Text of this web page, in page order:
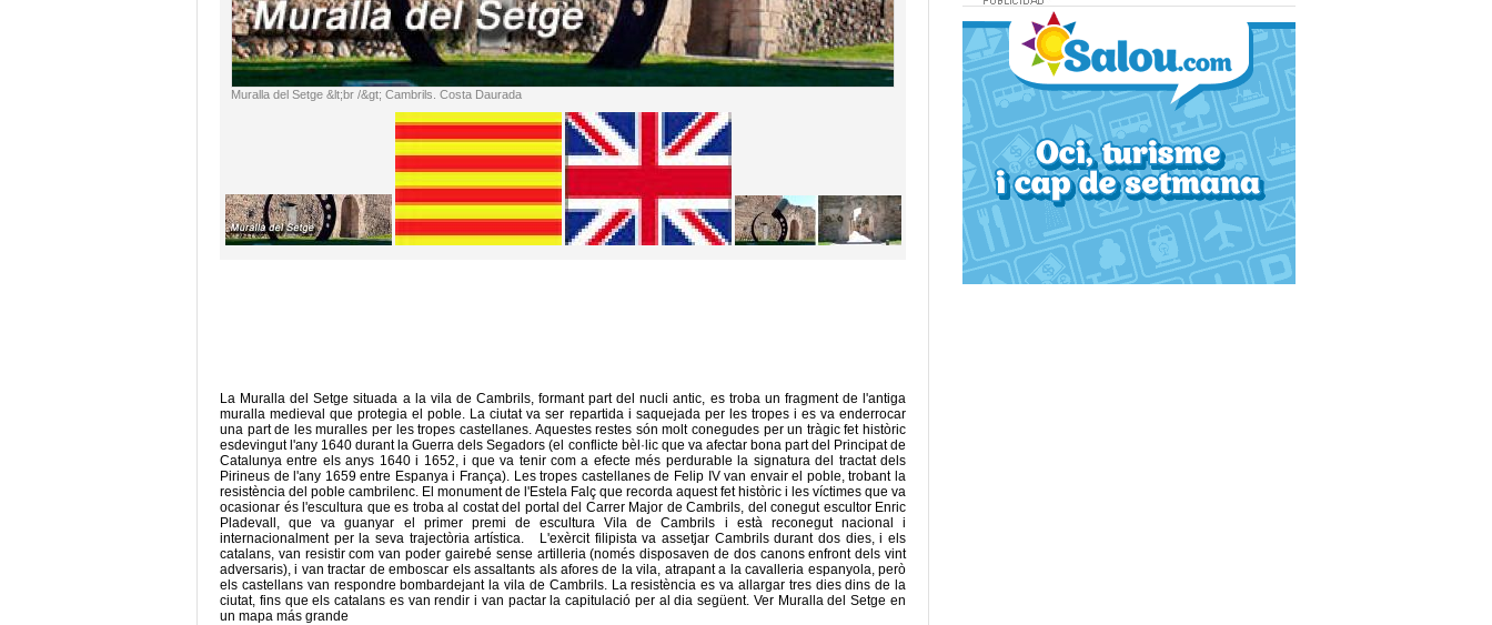
Muralla del Setge &lt;br /&gt; Cambrils. Costa Daurada
La Muralla del Setge situada a la vila de Cambrils, formant part del nucli antic, es troba un fragment de l'antiga
muralla medieval que protegia el poble. La ciutat va ser repartida i saquejada per les tropes i es va enderrocar
una part de les muralles per les tropes castellanes. Aquestes restes són molt conegudes per un tràgic fet històric
esdevingut l'any 1640 durant la Guerra dels Segadors (el conflicte bèl·lic que va afectar bona part del Principat de
Catalunya entre els anys 1640 i 1652, i que va tenir com a efecte més perdurable la signatura del tractat dels
Pirineus de l'any 1659 entre Espanya i França). Les tropes castellanes de Felip IV van envair el poble, trobant la
resistència del poble cambrilenc. El monument de l'Estela Falç que recorda aquest fet històric i les víctimes que va
ocasionar és l'escultura que es troba al costat del portal del Carrer Major de Cambrils, del conegut escultor Enric
Pladevall, que va guanyar el primer premi de escultura Vila de Cambrils i està reconegut nacional i
internacionalment per la seva trajectòria artística. L'exèrcit filipista va assetjar Cambrils durant dos dies, i els
catalans, van resistir com van poder gairebé sense artilleria (només disposaven de dos canons enfront dels vint
adversaris), i van tractar de emboscar els assaltants als afores de la vila, atrapant a la cavalleria espanyola, però
els castellans van respondre bombardejant la vila de Cambrils. La resistència es va allargar tres dies dins de la
ciutat, fins que els catalans es van rendir i van pactar la capitulació per al dia següent. Ver Muralla del Setge en
un mapa más grande